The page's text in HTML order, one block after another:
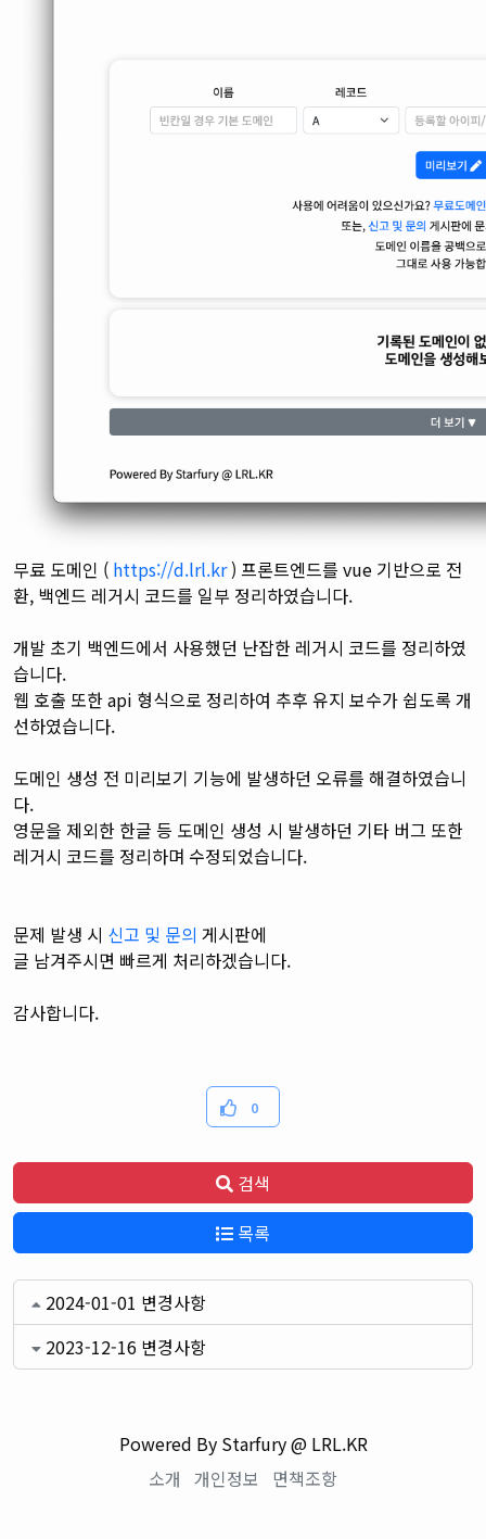
무료 도메인 ( https://d.lrl.kr) 프론트엔드를 vue 기반으로 전
환, 백엔드 레거시 코드를 일부 정리하였습니다.
개발 초기 백엔드에서 사용했던 난잡한 레거시 코드를 정리하였
습니다.
웹 호출 또한 api 형식으로 정리하여 추후 유지 보수가 쉽도록 개
선하였습니다.
도메인 생성 전 미리보기 기능에 발생하던 오류를 해결하였습니
다.
영문을 제외한 한글 등 도메인 생성 시 발생하던 기타 버그 또한
레거시 코드를 정리하며 수정되었습니다.
문제 발생 시 신고 및 문의 게시판에
글 남겨주시면 빠르게 처리하겠습니다.
감사합니다.
0
검색
목록
2024-01-01 변경사항
2023-12-16 변경사항
Powered By Starfury @ LRL.KR
소개 개인정보 면책조항